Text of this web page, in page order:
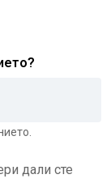
дали сте